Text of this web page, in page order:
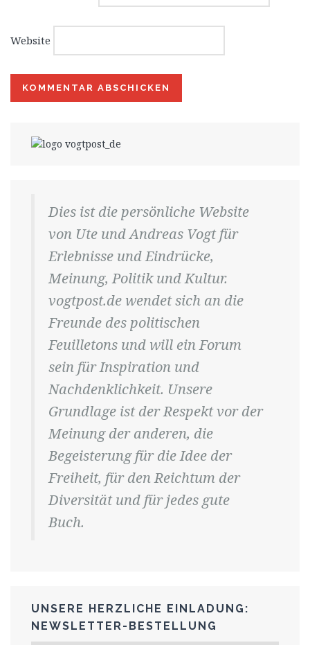
Website
Dies ist die persönliche Website
von Ute und Andreas Vogt für
Erlebnisse und Eindrücke,
Meinung, Politik und Kultur.
vogtpost.de wendet sich an die
Freunde des politischen
Feuilletons und will ein Forum
sein für Inspiration und
Nachdenklichkeit. Unsere
Grundlage ist der Respekt vor der
Meinung der anderen, die
Begeisterung für die Idee der
Freiheit, für den Reichtum der
Diversität und für jedes gute
Buch.
UNSERE HERZLICHE EINLADUNG:
NEWSLETTER-BESTELLUNG